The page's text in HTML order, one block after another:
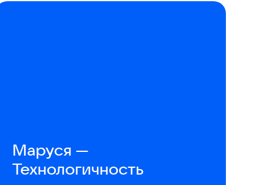
Маруся —
Технологичность